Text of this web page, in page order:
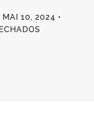
MAI 10, 2024